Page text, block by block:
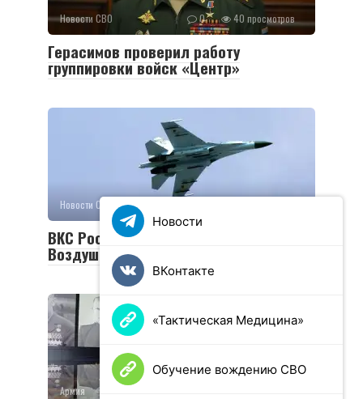
Новости СВО 0 40 просмотров
Герасимов проверил работу
группировки войск «Центр»
Новости СВО
ВКС России сбили самолет Су-27
Воздушных сил Украины
Армия
Новости
ВКонтакте
«Тактическая Медицина»
Обучение вождению СВО